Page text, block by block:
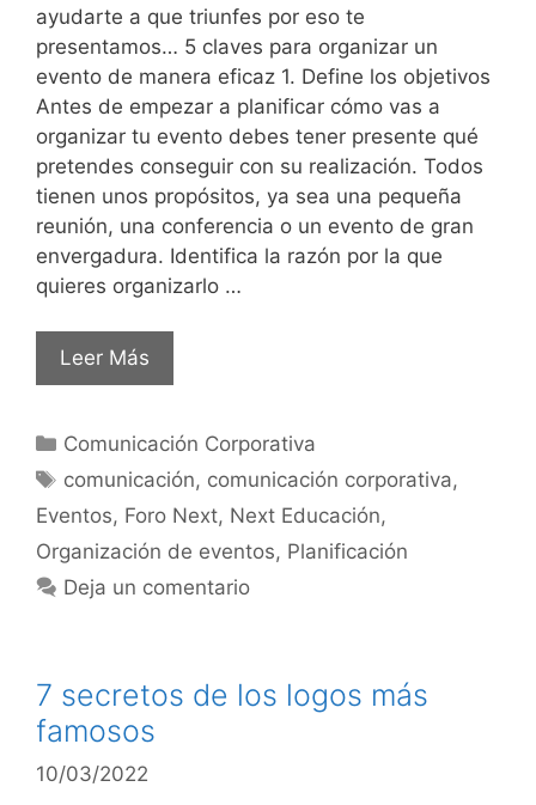
ayudarte a que triunfes por eso te
presentamos… 5 claves para organizar un
evento de manera eficaz 1. Define los objetivos
Antes de empezar a planificar cómo vas a
organizar tu evento debes tener presente qué
pretendes conseguir con su realización. Todos
tienen unos propósitos, ya sea una pequeña
reunión, una conferencia o un evento de gran
envergadura. Identifica la razón por la que
quieres organizarlo …
Leer Más
Comunicación Corporativa
comunicación, comunicación corporativa,
Eventos, Foro Next, Next Educación,
Organización de eventos, Planificación
Deja un comentario
7 secretos de los logos más
famosos
10/03/2022